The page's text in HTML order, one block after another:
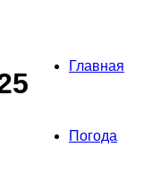
Главная
Погода